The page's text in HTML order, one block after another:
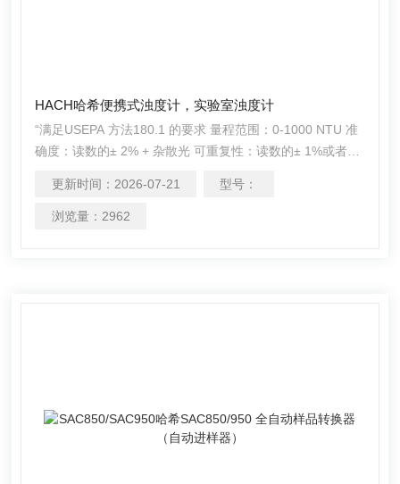
HACH哈希便携式浊度计，实验室浊度计
“满足USEPA 方法180.1 的要求 量程范围：0-1000 NTU 准
确度：读数的± 2% + 杂散光 可重复性：读数的± 1%或者
“符合标准： 满足ISO7027，DIN EN 27027，DIN 38404和
NFT9033 的要求 认证：CE，CMC认证 光源：LED 86
更新时间： 2026-07-21 型号：
浏览量： 2962